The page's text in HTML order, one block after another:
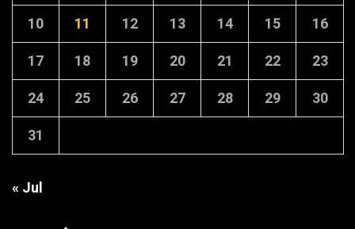
10 11 12 13 14 15 16
17 18 19 20 21 22 23
24 25 26 27 28 29 30
31
« Jul